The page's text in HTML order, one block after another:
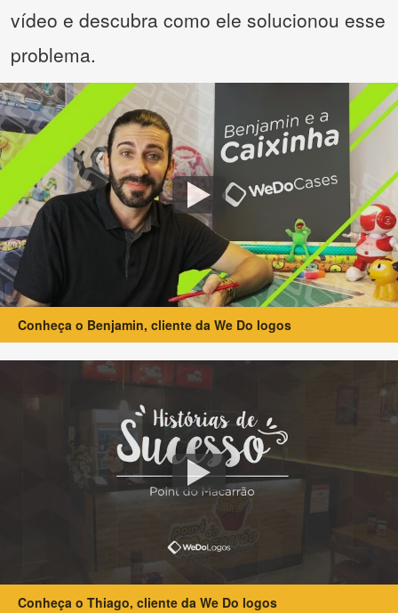
vídeo e descubra como ele solucionou esse
problema.
Conheça o Benjamin, cliente da We Do logos
Conheça o Thiago, cliente da We Do logos